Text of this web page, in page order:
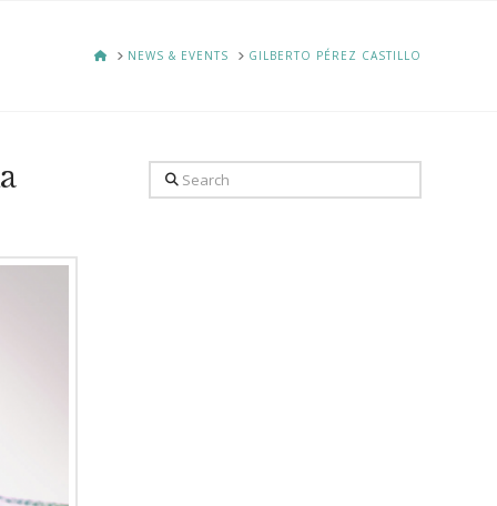
HOMENEWS & EVENTS GILBERTO PÉREZ CASTILLO
Search